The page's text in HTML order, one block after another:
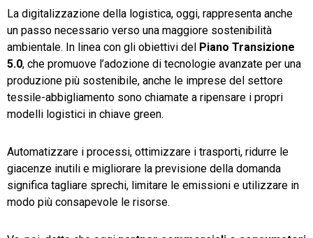
La digitalizzazione della logistica, oggi, rappresenta anche
un passo necessario verso una maggiore sostenibilità
ambientale. In linea con gli obiettivi del Piano Transizione
5.0, che promuove l’adozione di tecnologie avanzate per una
produzione più sostenibile, anche le imprese del settore
tessile-abbigliamento sono chiamate a ripensare i propri
modelli logistici in chiave green.
Automatizzare i processi, ottimizzare i trasporti, ridurre le
giacenze inutili e migliorare la previsione della domanda
significa tagliare sprechi, limitare le emissioni e utilizzare in
modo più consapevole le risorse.